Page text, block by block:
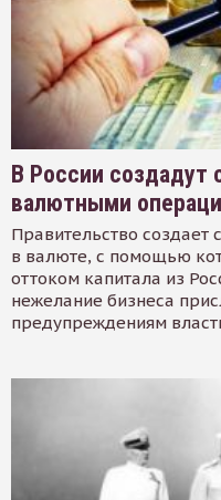
В России создадут
валютными
Правительство создает
в валюте, с помощью
оттоком капитала из
нежелание бизнеса
предупреждениям